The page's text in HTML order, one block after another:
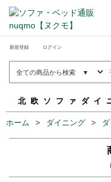
新規登録 ログイン
北欧ソファダ
ホーム ダイニング